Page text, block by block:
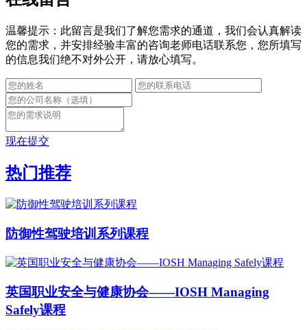
温馨提示：此留言是我们了解您需求的通道，我们会认真解读
您的需求，并安排经验丰富的咨询老师电话联系您，您所填写
的信息我们绝不对外公开，请放心填写。
现在提交
热门推荐
防御性驾驶培训系列课程
英国职业安全与健康协会——IOSH Managing
Safely课程